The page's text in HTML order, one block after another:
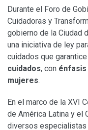
Durante el Foro de
Cuidadoras y
gobierno de la Ciudad
una iniciativa de ley
cuidados que
cuidados, con énfasis
mujeres.
En el marco de la XVI
de América Latina y el
diversos especialistas